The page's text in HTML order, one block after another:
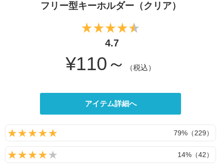
フリー型キーホルダー（クリア）
4.7
¥110～ （税込）
アイテム詳細へ
79%（229）
14%（42）